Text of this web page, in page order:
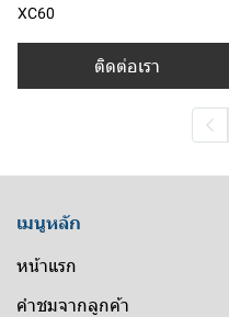
XC60
ติดต่อเรา
เมนูหลัก
หน้าแรก
คำชมจากลูกค้า